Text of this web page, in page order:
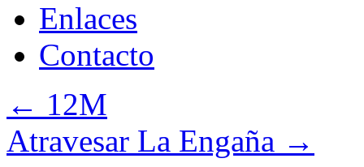
Enlaces
Contacto
← 12M
Atravesar La Engaña →